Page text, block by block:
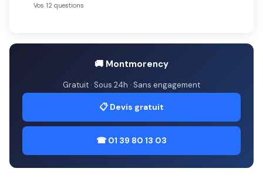
Vos 12 questions
🚚 Montmorency
Gratuit · Sous 24h · Sans engagement
📋 Devis gratuit
☎ 01 39 80 13 03